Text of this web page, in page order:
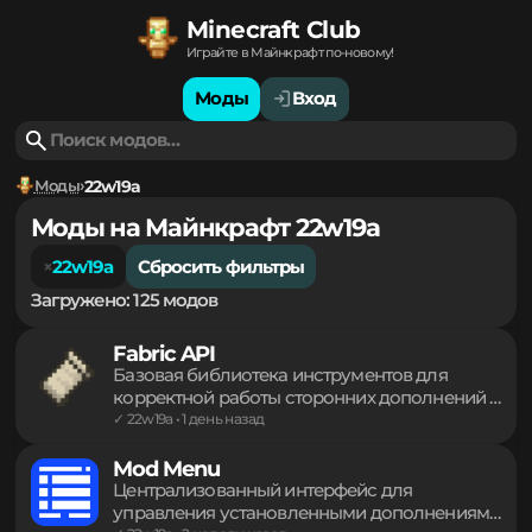
Minecraft Club
Играйте в Майнкрафт по-новому!
Моды Вход
Моды 22w19a
Моды на Майнкрафт 22w19a
22w19a
Сбросить фильтры
Загружено: 125 модов
Fabric API
Базовая библиотека инструментов для
корректной работы сторонних дополнений и
биомов, измерений, визуальных эффектов и
частиц. Реализует сложные механизмы
рендеринга, синхронизацию реестров и
Mod Menu
Централизованный интерфейс для